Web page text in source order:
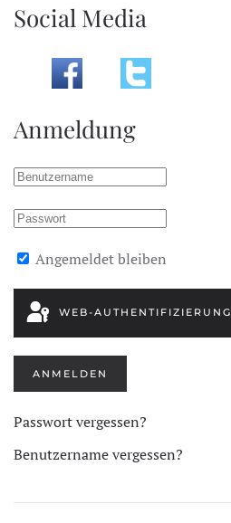
Social Media
Anmeldung
Angemeldet bleiben
WEB-AUTHENTIFIZIERUNG
ANMELDEN
Passwort vergessen?
Benutzername vergessen?